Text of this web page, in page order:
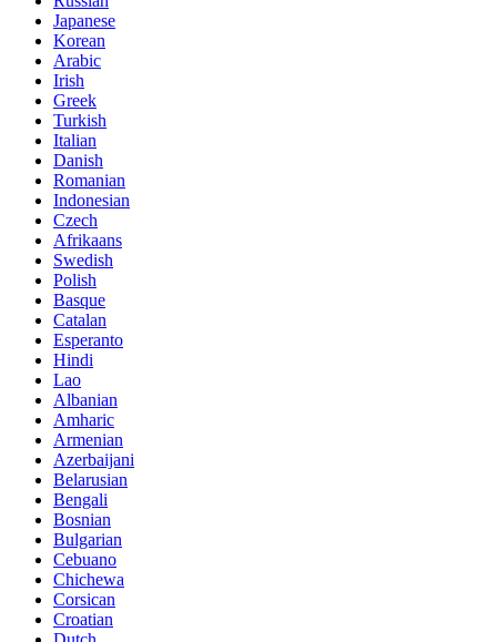
Japanese
Korean
Arabic
Irish
Greek
Turkish
Italian
Danish
Romanian
Indonesian
Czech
Afrikaans
Swedish
Polish
Basque
Catalan
Esperanto
Hindi
Lao
Albanian
Amharic
Armenian
Azerbaijani
Belarusian
Bengali
Bosnian
Bulgarian
Cebuano
Chichewa
Corsican
Croatian